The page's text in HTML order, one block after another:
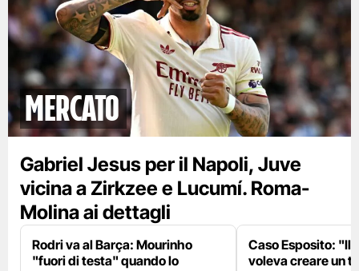
mercato
Gabriel Jesus per il Napoli, Juve
vicina a Zirkzee e Lucumí. Roma-
Molina ai dettagli
Rodri va al Barça: Mourinho
"fuori di testa" quando lo
Caso Esposito: "Il
voleva creare un